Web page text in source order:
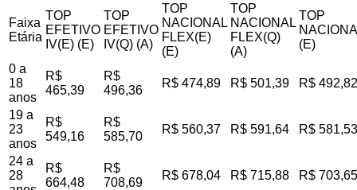
Faixa
Etária
TOP
EFETIVO
IV(E) (E)
TOP
EFETIVO
IV(Q) (A)
TOP
NACIONAL
FLEX(E)
(E)
TOP
NACIONAL
FLEX(Q)
(A)
TOP
(E)
0 a
18
anos
R$
465,39
R$
496,36
R$ 474,89 R$ 501,39 R$ 492,82
19 a
23
anos
R$
549,16
R$
585,70
R$ 560,37 R$ 591,64 R$ 581,53
24 a
28
R$
664,48
R$
708,69
R$ 678,04 R$ 715,88 R$ 703,65